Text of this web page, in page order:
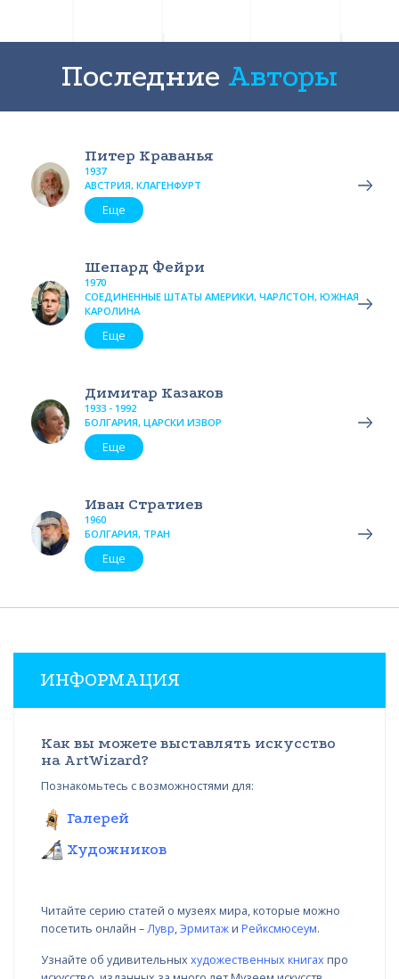
Последние Авторы
Питер Краванья
1937
АВСТРИЯ, КЛАГЕНФУРТ
Еще
Шепард Фейри
1970
СОЕДИНЕННЫЕ ШТАТЫ АМЕРИКИ, ЧАРЛСТОН, ЮЖНАЯ
КАРОЛИНА
Еще
Димитар Казаков
1933 - 1992
БОЛГАРИЯ, ЦАРСКИ ИЗВОР
Еще
Иван Стратиев
1960
БОЛГАРИЯ, ТРАН
Еще
ИНФОРМАЦИЯ
Как вы можете выставлять искусство
на ArtWizard?
Познакомьтесь с возможностями для:
Галерей
Художников
Читайте серию статей о музеях мира, которые можно
посетить онлайн –Лувр,Эрмитажи Рейксмюсеум.
Узнайте об удивительных художественных книгах про